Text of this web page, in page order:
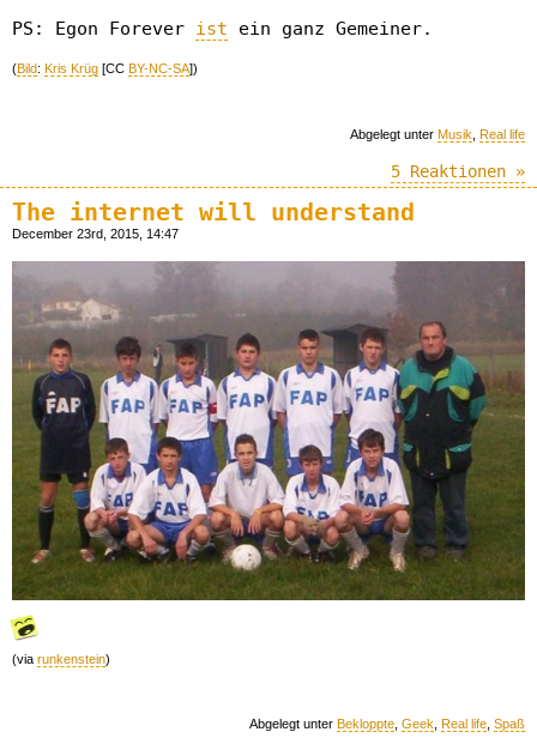
PS: Egon Forever ist ein ganz Gemeiner.
(Bild: Kris Krüg [CC BY-NC-SA])
Abgelegt unter Musik Real life
5 Reaktionen »
The internet will understand
December 23rd, 2015, 14:47
(via runkenstein)
Abgelegt unter Bekloppte Geek Real life Spaß